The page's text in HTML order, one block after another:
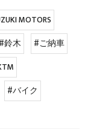
MOTORS
#鈴木
#ご納車
#バイク